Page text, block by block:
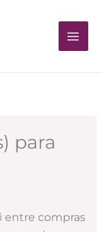
para
entre compras